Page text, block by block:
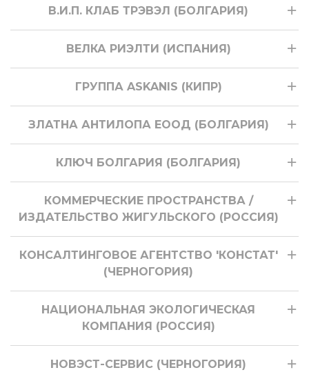
В.И.П. КЛАБ ТРЭВЭЛ (БОЛГАРИЯ)
ВЕЛКА РИЭЛТИ (ИСПАНИЯ)
ГРУППА ASKANIS (КИПР)
ЗЛАТНА АНТИЛОПА ЕООД (БОЛГАРИЯ)
КЛЮЧ БОЛГАРИЯ (БОЛГАРИЯ)
КОММЕРЧЕСКИЕ ПРОСТРАНСТВА /
ИЗДАТЕЛЬСТВО ЖИГУЛЬСКОГО (РОССИЯ)
КОНСАЛТИНГОВОЕ АГЕНТСТВО 'КОНСТАТ'
(ЧЕРНОГОРИЯ)
НАЦИОНАЛЬНАЯ ЭКОЛОГИЧЕСКАЯ
КОМПАНИЯ (РОССИЯ)
НОВЭСТ-СЕРВИС (ЧЕРНОГОРИЯ)